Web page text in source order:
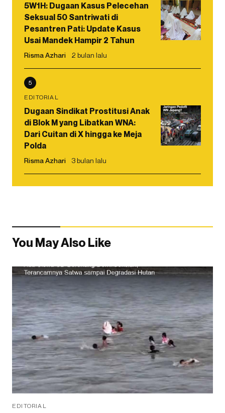
5W1H: Dugaan Kasus Pelecehan
Seksual 50 Santriwati di
Pesantren Pati: Update Kasus
Usai Mandek Hampir 2 Tahun
Risma Azhari 2 bulan lalu
5
EDITORIAL
Dugaan Sindikat Prostitusi Anak
di Blok M yang Libatkan WNA:
Dari Cuitan di X hingga ke Meja
Polda
Risma Azhari 3 bulan lalu
You May Also Like
EDITORIAL